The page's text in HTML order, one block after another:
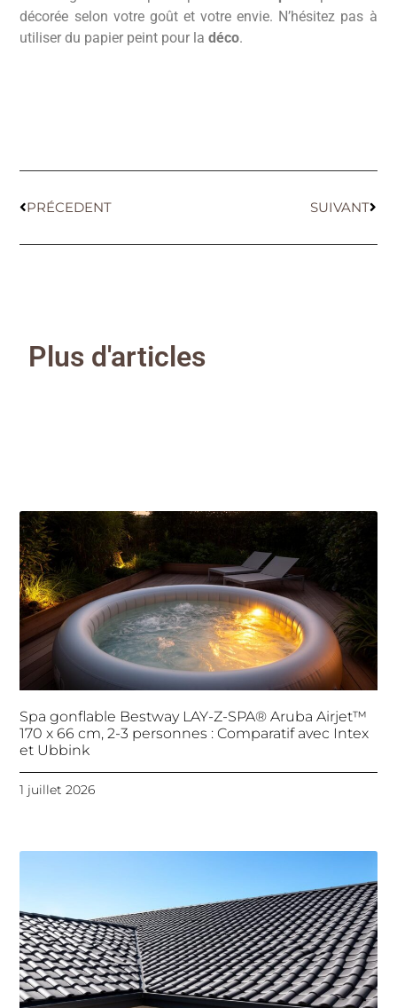
décorée selon votre goût et votre envie. N’hésitez pas à
utiliser du papier peint pour ladéco.
PRÉCEDENT SUIVANT
Plus d'articles
Spa gonflable Bestway LAY-Z-SPA® Aruba Airjet™
170 x 66 cm, 2-3 personnes : Comparatif avec Intex
et Ubbink
1 juillet 2026